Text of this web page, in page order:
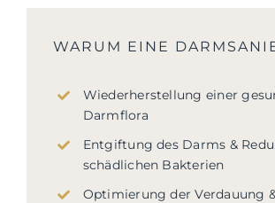
WARUM EINE
Wiederherstellung einer
Darmflora
Entgiftung des Darms &
schädlichen Bakterien
Optimierung der Verdauung